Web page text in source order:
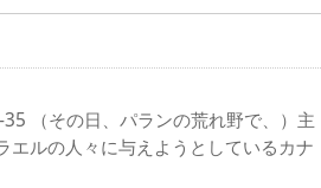
その日、パランの荒れ野で、）主
エルの人々に与えようとしているカナ